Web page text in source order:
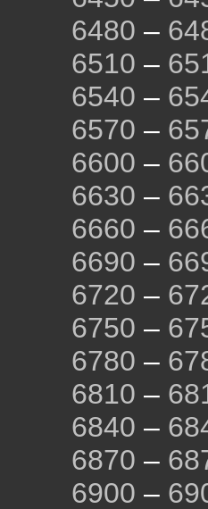
6480 –
6510 –
6540 –
6570 –
6600 –
6630 –
6660 –
6690 –
6720 –
6750 –
6780 –
6810 –
6840 –
6870 –
6900 –